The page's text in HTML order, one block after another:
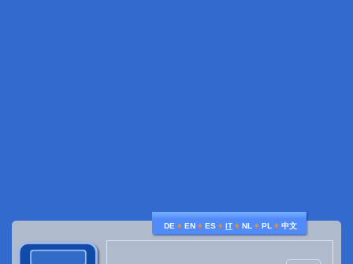
DE ♦ EN ♦ ES ♦ IT ♦ NL ♦ PL ♦ 中文